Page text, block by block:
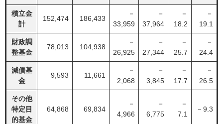
積立金
計
152,474 186,433
－
33,959
－
37,964
－
18.2
－
19.1
財政調
整基金
78,013 104,938
－
26,925
－
27,344
－
25.7
－
24.4
減債基
金
9,593 11,661
－
2,068
－
3,845
－
17.7
－
26.5
その他
特定目
的基金
64,868 69,834
－
4,966
－
6,775
－
7.1
－9.3